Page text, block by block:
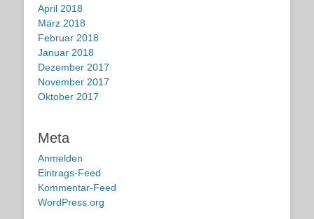
April 2018
März 2018
Februar 2018
Januar 2018
Dezember 2017
November 2017
Oktober 2017
Meta
Anmelden
Eintrags-Feed
Kommentar-Feed
WordPress.org